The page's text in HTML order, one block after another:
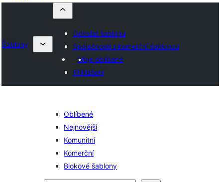
Šablony
Odeslat šablonu
Společnosti s komerční šablonou
Moje oblíbené
Přihlášení
Oblíbené
Nejnovější
Komunitní
Komerční
Blokové šablony